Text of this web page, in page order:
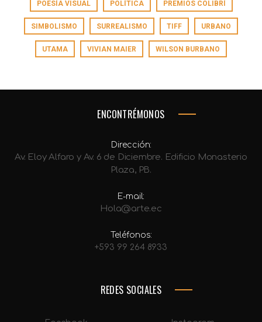
POESÍA VISUAL POLÍTICA PREMIOS COLIBRÍ
SIMBOLISMO SURREALISMO TIFF URBANO
UTAMA VIVIAN MAIER WILSON BURBANO
ENCONTRÉMONOS
Dirección:
Av. Eloy Alfaro y Av. 6 de Diciembre. Edificio Monasterio
Plaza, PB.
E-mail:
Hola@arte.ec
Teléfonos:
+593 99 264 8933
REDES SOCIALES